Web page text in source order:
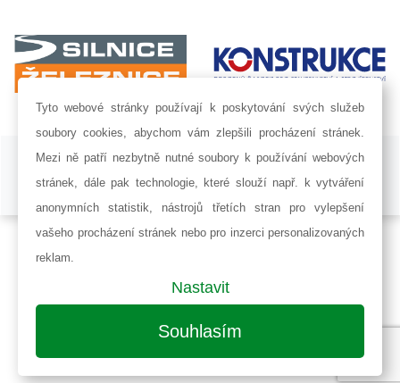
ISSN 1802-8535 © 2009 - 2026 AF POWER agency a.s. |
Nastavení
Developed by:
Railsformers s.r.o.
Tyto webové stránky používají k poskytování svých služeb
soubory cookies, abychom vám zlepšili procházení stránek.
Mezi ně patří nezbytně nutné soubory k používání webových
stránek, dále pak technologie, které slouží např. k vytváření
anonymních statistik, nástrojů třetích stran pro vylepšení
vašeho procházení stránek nebo pro inzerci personalizovaných
reklam.
Nastavit
Souhlasím